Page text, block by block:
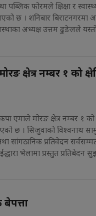
पब्लिक फोरमले क्षिक्षा र
छ । शनिबार बिराटनगरमा
अध्यक्ष उत्तम ढुङेलले
क्षेत्र नम्बर १ को
एमाले मोरङ क्षेत्र नम्बर १
छ । सिजुवाको विश्वनाथ
सांगठानिक प्रतिवेदन सर्वसम्मत
भेलामा प्रस्तुत प्रतिबेदन